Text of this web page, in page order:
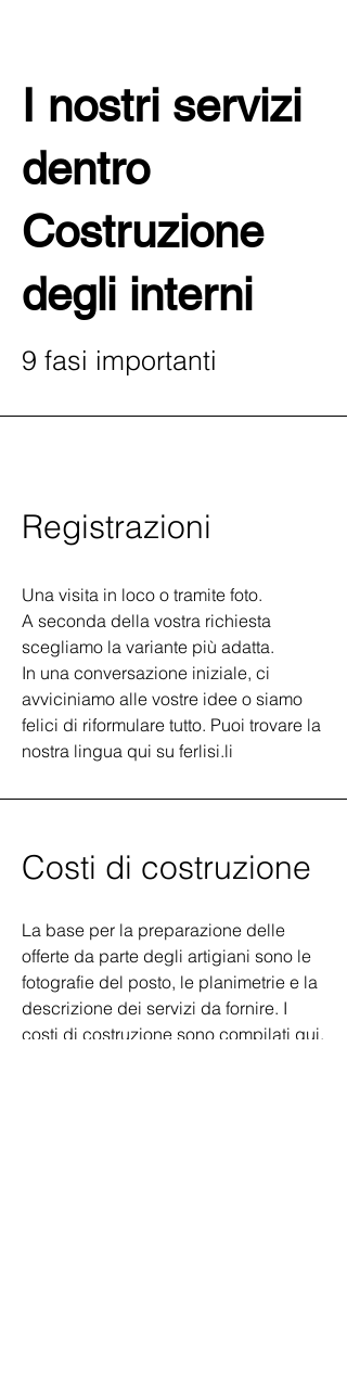
I nostri servizi
dentro
Costruzione
degli interni
9 fasi importanti
Registrazioni
Una visita in loco o tramite foto.
A seconda della vostra richiesta
scegliamo la variante più adatta.
In una conversazione iniziale, ci
avviciniamo alle vostre idee o siamo
felici di riformulare tutto. Puoi trovare la
nostra lingua qui su ferlisi.li
Costi di costruzione
La base per la preparazione delle
offerte da parte degli artigiani sono le
fotografie del posto, le planimetrie e la
descrizione dei servizi da fornire. I
costi di costruzione sono compilati qui.